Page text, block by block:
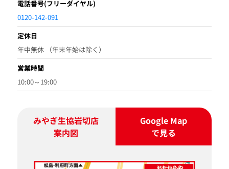
電話番号(フリーダイヤル)
0120-142-091
定休日
年中無休 （年末年始は除く）
営業時間
10:00～19:00
みやぎ生協岩切店
案内図
Google Map
で見る